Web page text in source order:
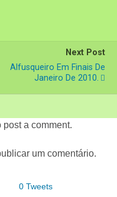
Next Post
Alfusqueiro Em Finais De
Janeiro De 2010.
post a comment.
um comentário.
0 Tweets